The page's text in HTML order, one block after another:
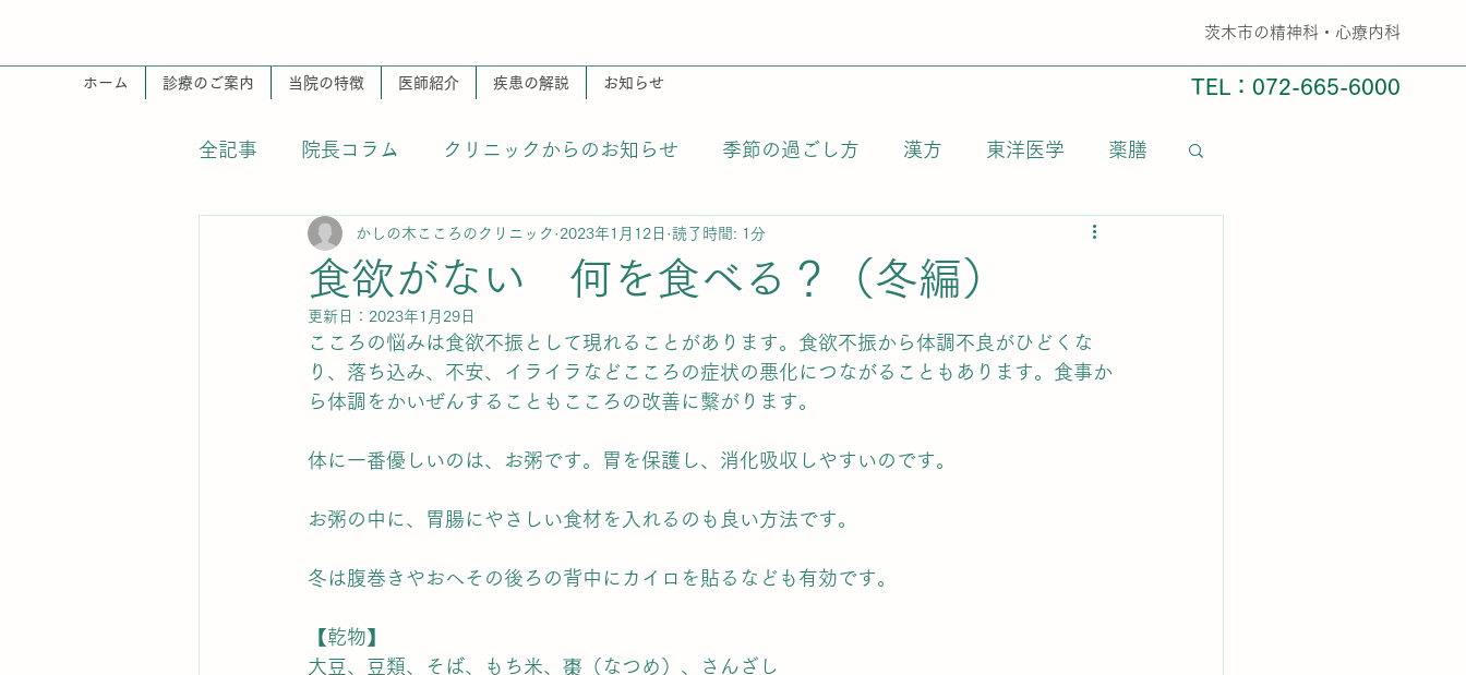
​茨木市の精神科・心療内科
ホーム 診療のご案内 当院の特徴 医師紹介 疾患の解説 お知らせ TEL：072-665-6000
全記事 院長コラム クリニックからのお知らせ 季節の過ごし方 漢方 東洋医学 薬膳
食欲がない 何を食べる？（冬編）
かしの木こころのクリニック 2023年1月12日 読了時間: 1分
更新日： 2023年1月29日
こころの悩みは食欲不振として現れることがあります。食欲不振から体調不良がひどくな
り、落ち込み、不安、イライラなどこころの症状の悪化につながることもあります。食事か
ら体調をかいぜんすることもこころの改善に繫がります。
体に一番優しいのは、お粥です。胃を保護し、消化吸収しやすいのです。
お粥の中に、胃腸にやさしい食材を入れるのも良い方法です。
冬は腹巻きやおへその後ろの背中にカイロを貼るなども有効です。
【乾物】
大豆、豆類、そば、もち米、棗（なつめ）、さんざし